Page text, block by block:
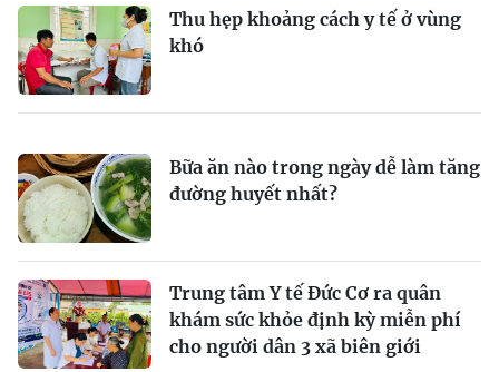
Thu hẹp khoảng cách y tế ở vùng
khó
Bữa ăn nào trong ngày dễ làm tăng
đường huyết nhất?
Trung tâm Y tế Đức Cơ ra quân
khám sức khỏe định kỳ miễn phí
cho người dân 3 xã biên giới